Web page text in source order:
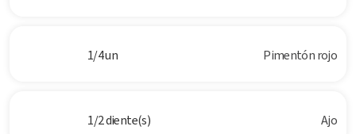
1/4 un Pimentón rojo
1/2 diente(s) Ajo